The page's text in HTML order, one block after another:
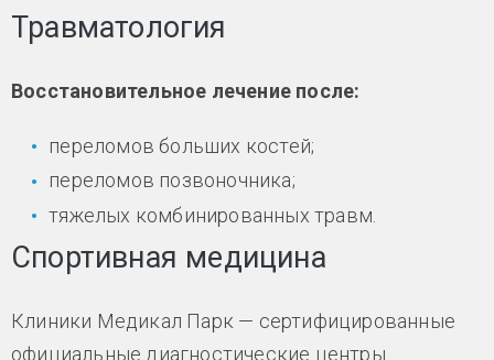
Травматология
Восстановительное лечение после:
переломов больших костей;
переломов позвоночника;
тяжелых комбинированных травм.
Спортивная медицина
Клиники Медикал Парк — сертифицированные
официальные диагностические центры